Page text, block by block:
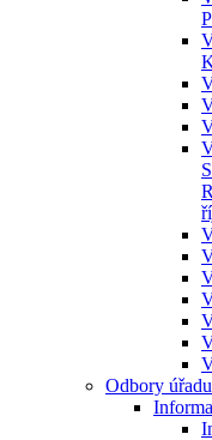
Odbory úřadu